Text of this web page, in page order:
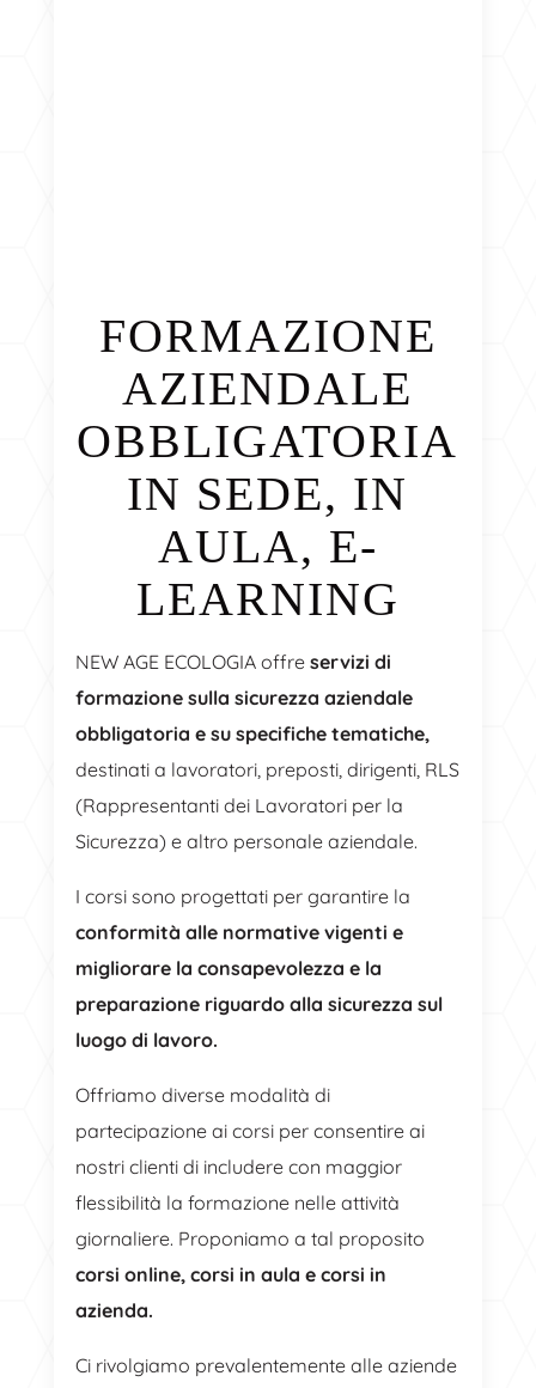
FORMAZIONE
AZIENDALE
OBBLIGATORIA
IN SEDE, IN
AULA, E-
LEARNING
NEW AGE ECOLOGIA offre servizi di
formazione sulla sicurezza aziendale
obbligatoria e su specifiche tematiche,
destinati a lavoratori, preposti, dirigenti, RLS
(Rappresentanti dei Lavoratori per la
Sicurezza) e altro personale aziendale.
I corsi sono progettati per garantire la
conformità alle normative vigenti e
migliorare la consapevolezza e la
preparazione riguardo alla sicurezza sul
luogo di lavoro.
Offriamo diverse modalità di
partecipazione ai corsi per consentire ai
nostri clienti di includere con maggior
flessibilità la formazione nelle attività
giornaliere. Proponiamo a tal proposito
corsi online, corsi in aula e corsi in
azienda.
Ci rivolgiamo prevalentemente alle aziende